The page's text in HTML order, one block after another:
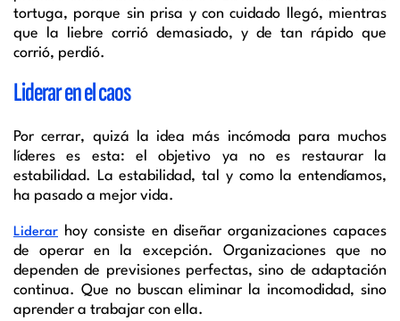
tortuga, porque sin prisa y con cuidado llegó, mientras
que la liebre corrió demasiado, y de tan rápido que
corrió, perdió.
Liderar en el caos
Por cerrar, quizá la idea más incómoda para muchos
líderes es esta: el objetivo ya no es restaurar la
estabilidad. La estabilidad, tal y como la entendíamos,
ha pasado a mejor vida.
Liderar hoy consiste en diseñar organizaciones capaces
de operar en la excepción. Organizaciones que no
dependen de previsiones perfectas, sino de adaptación
continua. Que no buscan eliminar la incomodidad, sino
aprender a trabajar con ella.